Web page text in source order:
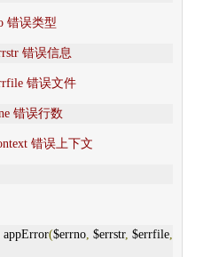
错误类型
错误信息
错误文件
错误行数
错误上下文
appError($errno, $errstr, $errfile,